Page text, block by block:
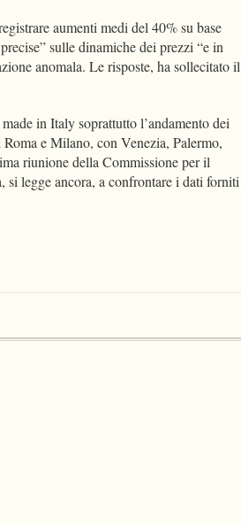
aumenti medi del 40% su base
sulle dinamiche dei prezzi “e in
anomala. Le risposte, ha sollecitato il
in Italy soprattutto l’andamento dei
e Milano, con Venezia, Palermo,
riunione della Commissione per il
legge ancora, a confrontare i dati forniti